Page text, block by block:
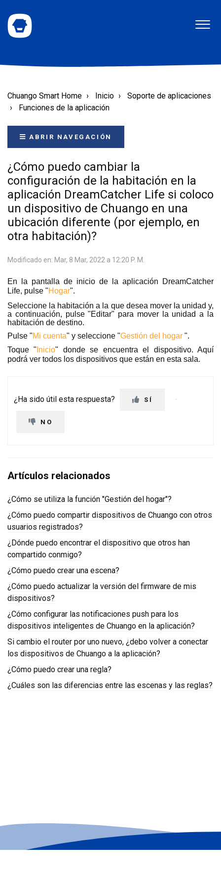
Chuango Smart Home Inicio
Soporte de aplicaciones
Funciones de la aplicación
ABRIR NAVEGACIÓN
¿Cómo puedo cambiar la
configuración de la habitación en la
aplicación DreamCatcher Life si coloco
un dispositivo de Chuango en una
ubicación diferente (por ejemplo, en
otra habitación)?
Modificado en: Mar, 8 Mar, 2022 a 12:20 P. M.
En la pantalla de inicio de la aplicación DreamCatcher
Life, pulse "Hogar".
Seleccione la habitación a la que desea mover la unidad y,
a continuación, pulse "Editar" para mover la unidad a la
habitación de destino.
Pulse "Mi cuenta" y seleccione "Gestión del hogar ".
Toque " Inicio" donde se encuentra el dispositivo. Aquí
podrá ver todos los dispositivos que están en esta sala.
¿Ha sido útil esta respuesta? SÍ
NO
Artículos relacionados
¿Cómo se utiliza la función "Gestión del hogar"?
¿Cómo puedo compartir dispositivos de Chuango con otros
usuarios registrados?
¿Dónde puedo encontrar el dispositivo que otros han
compartido conmigo?
¿Cómo puedo crear una escena?
¿Cómo puedo actualizar la versión del firmware de mis
dispositivos?
¿Cómo configurar las notificaciones push para los
dispositivos inteligentes de Chuango en la aplicación?
Si cambio el router por uno nuevo, ¿debo volver a conectar
los dispositivos de Chuango a la aplicación?
¿Cómo puedo crear una regla?
¿Cuáles son las diferencias entre las escenas y las reglas?